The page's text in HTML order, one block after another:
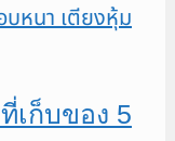
เก็บของ 5